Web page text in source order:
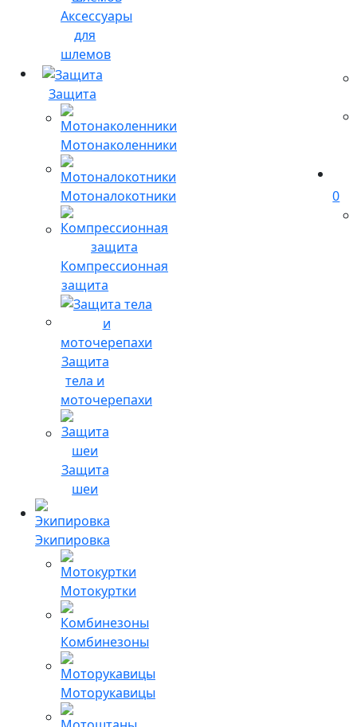
Аксессуары
для
шлемов
Защита
Мотонаколенники
Мотоналокотники
Компрессионная
защита
Защита
тела и
моточерепахи
Защита
шеи
Экипировка
Мотокуртки
Комбинезоны
Моторукавицы
0